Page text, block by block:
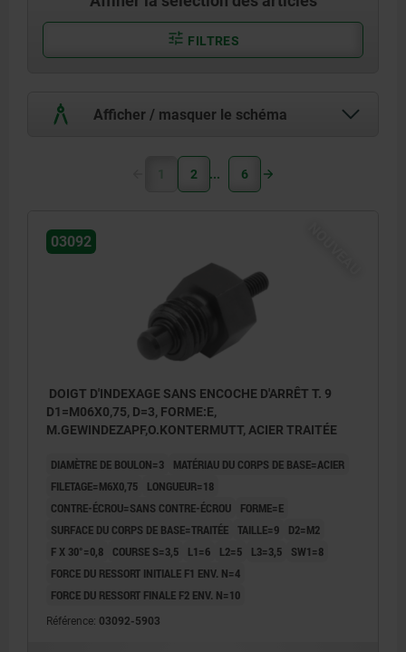
Doigt d’arrêt non traité 1.4305.
Modèle en acier inoxydable A4 :
Modèle en inox A4 :
Corps fileté brut.
Doigt d’arrêt rectifié et nickelé
FILTRES
Afficher / masquer le schéma
Forme E:avec embout fileté, sans contre-
1 2 6
03092
DOIGT D'INDEXAGE SANS ENCOCHE D'ARRÊT T. 9
D1=M06X0,75, D=3, FORME:E,
M.GEWINDEZAPF,O.KONTERMUTT, ACIER TRAITÉE
DIAMÈTRE DE BOULON=3
MATÉRIAU DU CORPS DE BASE=ACIER
FILETAGE=M6X0,75
LONGUEUR=18
CONTRE-ÉCROU=SANS CONTRE-ÉCROU
FORME=E
SURFACE DU CORPS DE BASE=TRAITÉE TAILLE=9
D2=M2
F X 30°=0,8
COURSE S=3,5 L1=6 L2=5 L3=3,5
SW1=8
FORCE DU RESSORT INITIALE F1 ENV. N=4
FORCE DU RESSORT FINALE F2 ENV. N=10
Référence: 03092-5903